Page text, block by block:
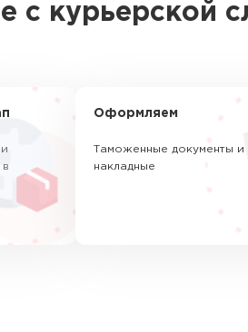
с курьерской
в
Оформляем
Таможенные документы и
накладные